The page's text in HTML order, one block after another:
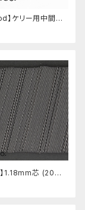
】ケリー用中間パ
ップ (縦溝/ス
1.18mm芯 (20本